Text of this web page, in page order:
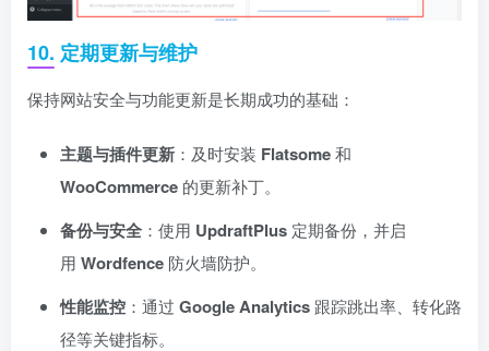
10. 定期更新与维护
保持网站安全与功能更新是长期成功的基础：
主题与插件更新 ：及时安装 Flatsome和
WooCommerce 的更新补丁。
备份与安全 ：使用 UpdraftPlus 定期备份，并启
用 Wordfence 防火墙防护。
性能监控 ：通过 Google Analytics 跟踪跳出率、转化路
径等关键指标。